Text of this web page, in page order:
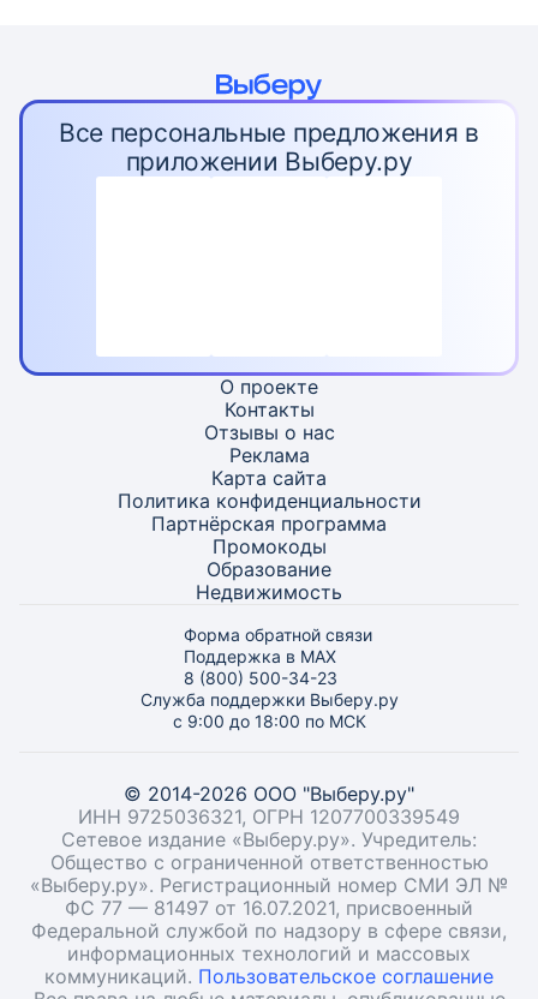
Все персональные предложения в
приложении Выберу.ру
О проекте
Контакты
Отзывы о нас
Реклама
Карта сайта
Политика конфиденциальности
Партнёрская программа
Промокоды
Образование
Недвижимость
Форма обратной связи
Поддержка в MAX
8 (800) 500-34-23
Служба поддержки Выберу.ру
с 9:00 до 18:00 по МСК
© 2014-2026 ООО "Выберу.ру"
ИНН 9725036321, ОГРН 1207700339549
Сетевое издание «Выберу.ру». Учредитель:
Общество с ограниченной ответственностью
«Выберу.ру». Регистрационный номер СМИ ЭЛ №
ФС 77 — 81497 от 16.07.2021, присвоенный
Федеральной службой по надзору в сфере связи,
информационных технологий и массовых
коммуникаций. Пользовательское соглашение